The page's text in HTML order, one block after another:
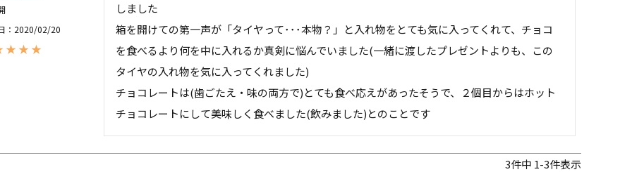
2020/02/20
しました
箱を開けての第一声が「タイヤって･･･本物？」と入れ物をとても気に入ってくれて、チョコ
を食べるより何を中に入れるか真剣に悩んでいました(一緒に渡したプレゼントよりも、この
タイヤの入れ物を気に入ってくれました)
チョコレートは(歯ごたえ・味の両方で)とても食べ応えがあったそうで、２個目からはホット
チョコレートにして美味しく食べました(飲みました)とのことです
3件中 1-3件表示